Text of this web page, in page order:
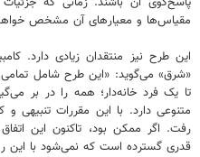
مقیاس‌ها و معیارهای آن مشخص
این طرح نیز منتقدان زیادی دارد.
«شرق» می‌گوید: «این طرح شامل تمامی
تا یک فرد خانه‌دار؛ همه را در بر
متنوعی دارد. با این مقررات تنبیهی
رفت. اگر ممکن بود، تاکنون این
قدری گسترده است که نمی‌شود با این